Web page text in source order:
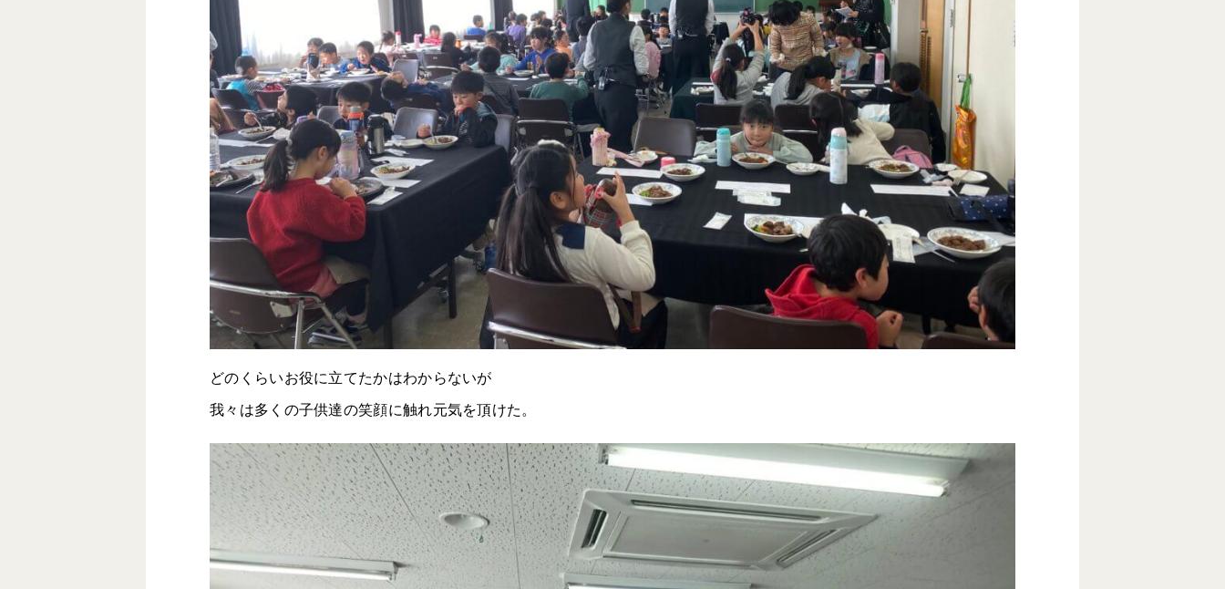
どのくらいお役に立てたかはわからないが
我々は多くの子供達の笑顔に触れ元気を頂けた。